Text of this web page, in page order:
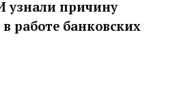
узнали причину
в работе банковских